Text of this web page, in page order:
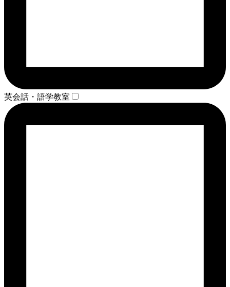
英会話・語学教室